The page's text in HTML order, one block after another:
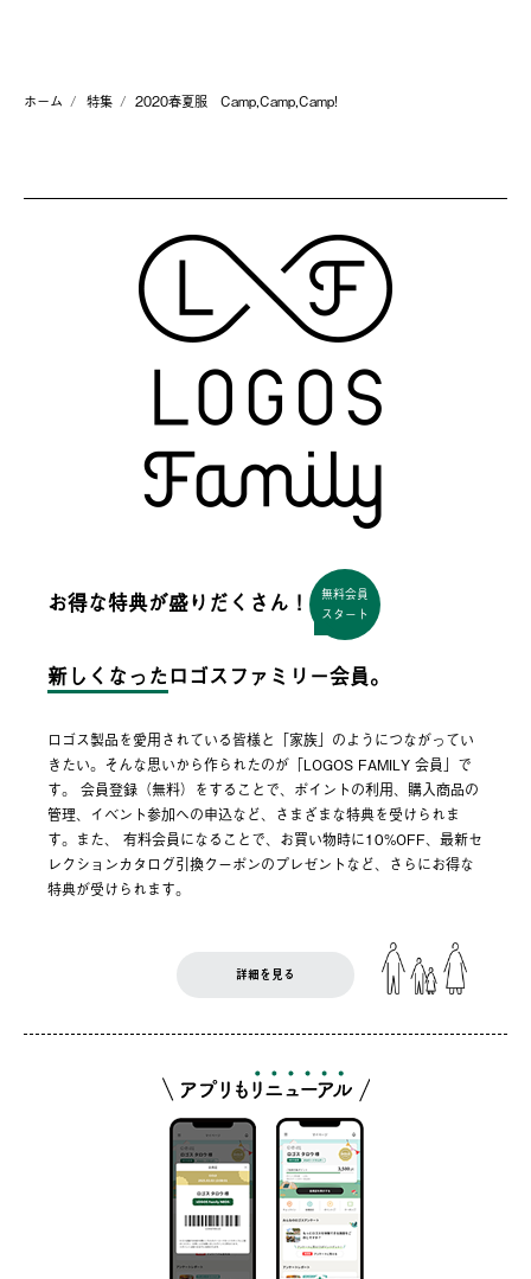
ホーム 特集 2020春夏服 Camp,Camp,Camp!
お得な特典が盛りだくさん！
無料会員
スタート
新しくなった ロゴスファミリー会員。
ロゴス製品を愛用されている皆様と「家族」のようにつながってい
きたい。そんな思いから作られたのが「LOGOS FAMILY 会員」で
す。 会員登録（無料）をすることで、ポイントの利用、購入商品の
管理、イベント参加への申込など、さまざまな特典を受けられま
す。また、 有料会員になることで、お買い物時に10%OFF、最新セ
レクションカタログ引換クーポンのプレゼントなど、さらにお得な
特典が受けられます。
詳細を見る